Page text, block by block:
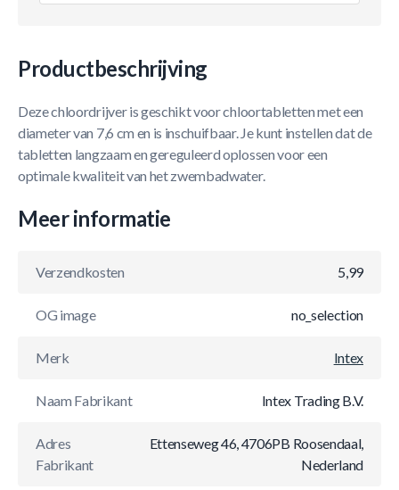
Productbeschrijving
Deze chloordrijver is geschikt voor chloortabletten met een
diameter van 7,6 cm en is inschuifbaar. Je kunt instellen dat de
tabletten langzaam en gereguleerd oplossen voor een
optimale kwaliteit van het zwembadwater.
Meer informatie
Verzendkosten 5,99
OG image no_selection
Merk Intex
Naam Fabrikant Intex Trading B.V.
Adres
Fabrikant
Ettenseweg 46, 4706PB Roosendaal,
Nederland